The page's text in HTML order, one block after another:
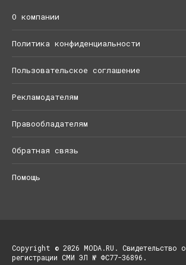
О компании
Политика конфиденциальности
Пользовательское соглашение
Рекламодателям
Правообладателям
Обратная связь
Помощь
Copyright © 2026 MODA.RU. Свидетельство о
регистрации СМИ ЭЛ № ФС77-36896.